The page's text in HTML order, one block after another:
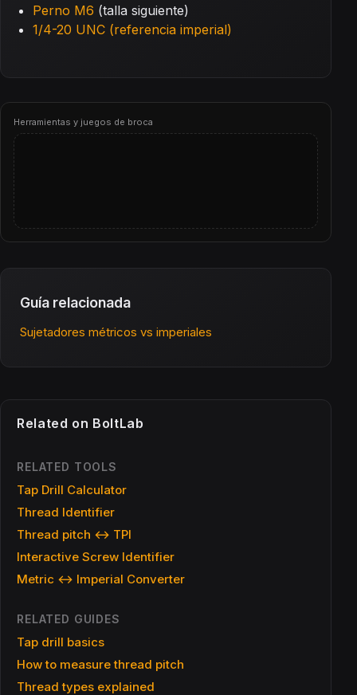
Perno M6 (talla siguiente)
1/4-20 UNC (referencia imperial)
Herramientas y juegos de broca
Guía relacionada
Sujetadores métricos vs imperiales
Related on BoltLab
RELATED TOOLS
Tap Drill Calculator
Thread Identifier
Thread pitch ↔ TPI
Interactive Screw Identifier
Metric ↔ Imperial Converter
RELATED GUIDES
Tap drill basics
How to measure thread pitch
Thread types explained